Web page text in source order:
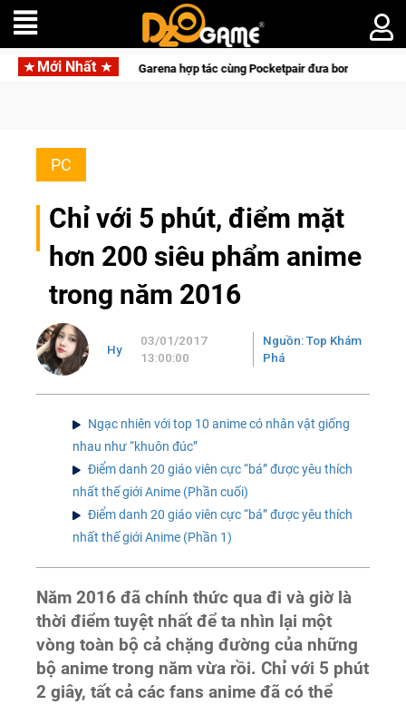
Mới Nhất
Garena hợp tác cùng Pocketpair đưa bom tấn săn thú sinh tồn lên di
PC
Chỉ với 5 phút, điểm mặt
hơn 200 siêu phẩm anime
trong năm 2016
Hy
03/01/2017
13:00:00
Nguồn: Top Khám
Phá
Ngạc nhiên với top 10 anime có nhân vật giống
nhau như “khuôn đúc”
Điểm danh 20 giáo viên cực “bá” được yêu thích
nhất thế giới Anime (Phần cuối)
Điểm danh 20 giáo viên cực “bá” được yêu thích
nhất thế giới Anime (Phần 1)
Năm 2016 đã chính thức qua đi và giờ là
thời điểm tuyệt nhất để ta nhìn lại một
vòng toàn bộ cả chặng đường của những
bộ anime trong năm vừa rồi. Chỉ với 5 phút
2 giây, tất cả các fans anime đã có thể